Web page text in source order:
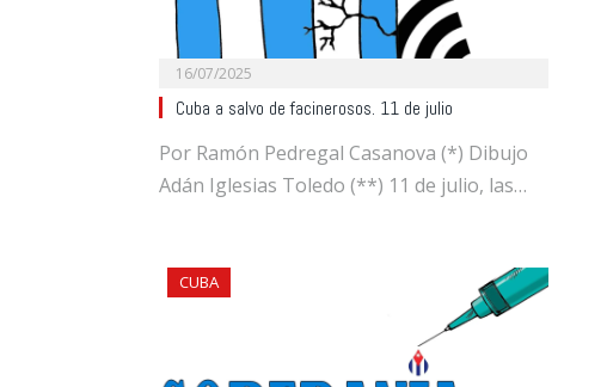
16/07/2025
Cuba a salvo de facinerosos. 11 de julio
Por Ramón Pedregal Casanova (*) Dibujo
Adán Iglesias Toledo (**) 11 de julio, las…
CUBA